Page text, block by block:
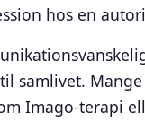
hos en
samlivet.
Imago-terapi